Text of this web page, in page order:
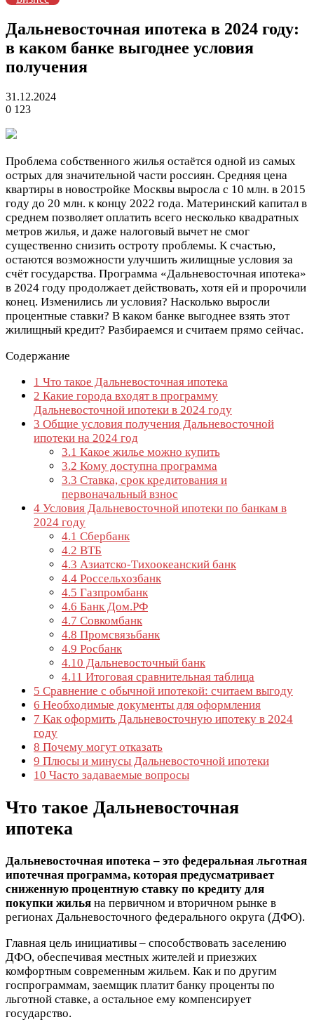
Дальневосточная ипотека в 2024 году:
в каком банке выгоднее условия
получения
31.12.2024
0 123
Проблема собственного жилья остаётся одной из самых
острых для значительной части россиян. Средняя цена
квартиры в новостройке Москвы выросла с 10 млн. в 2015
году до 20 млн. к концу 2022 года. Материнский капитал в
среднем позволяет оплатить всего несколько квадратных
метров жилья, и даже налоговый вычет не смог
существенно снизить остроту проблемы. К счастью,
остаются возможности улучшить жилищные условия за
счёт государства. Программа «Дальневосточная ипотека»
в 2024 году продолжает действовать, хотя ей и пророчили
конец. Изменились ли условия? Насколько выросли
процентные ставки? В каком банке выгоднее взять этот
жилищный кредит? Разбираемся и считаем прямо сейчас.
Содержание
1 Что такое Дальневосточная ипотека
2 Какие города входят в программу
Дальневосточной ипотеки в 2024 году
3 Общие условия получения Дальневосточной
ипотеки на 2024 год
3.1 Какое жилье можно купить
3.2 Кому доступна программа
3.3 Ставка, срок кредитования и
первоначальный взнос
4 Условия Дальневосточной ипотеки по банкам в
2024 году
4.1 Сбербанк
4.2 ВТБ
4.3 Азиатско-Тихоокеанский банк
4.4 Россельхозбанк
4.5 Газпромбанк
4.6 Банк Дом.РФ
4.7 Совкомбанк
4.8 Промсвязьбанк
4.9 Росбанк
4.10 Дальневосточный банк
4.11 Итоговая сравнительная таблица
5 Сравнение с обычной ипотекой: считаем выгоду
6 Необходимые документы для оформления
7 Как оформить Дальневосточную ипотеку в 2024
году
8 Почему могут отказать
9 Плюсы и минусы Дальневосточной ипотеки
10 Часто задаваемые вопросы
Что такое Дальневосточная
ипотека
Дальневосточная ипотека – это федеральная льготная
ипотечная программа, которая предусматривает
сниженную процентную ставку по кредиту для
покупки жилья на первичном и вторичном рынке в
регионах Дальневосточного федерального округа (ДФО).
Главная цель инициативы – способствовать заселению
ДФО, обеспечивая местных жителей и приезжих
комфортным современным жильем. Как и по другим
госпрограммам, заемщик платит банку проценты по
льготной ставке, а остальное ему компенсирует
государство.